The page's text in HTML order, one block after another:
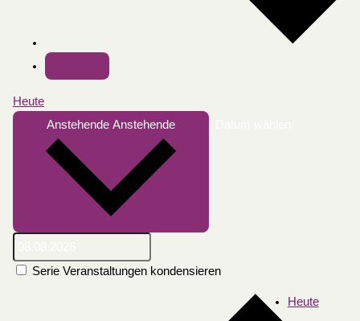
Heute
Anstehende Anstehende
Serie Veranstaltungen kondensieren
Heute